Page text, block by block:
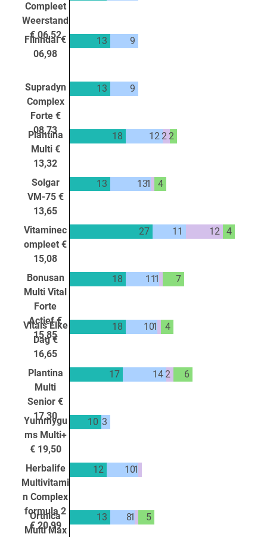
Compleet
Weerstand
€ 06,52
Flinndal €
06,98
13 9
Supradyn
Complex
Forte €
08,73
13 9
Plantina
Multi €
13,32
18 12 2 2
Solgar
VM-75 €
13,65
13 131 4
Vitaminec
ompleet €
15,08
27 11 12 4
Bonusan
Multi Vital
Forte
Actief €
15,85
18 111 7
Vitals Elke
Dag €
16,65
18 101 4
Plantina
Multi
Senior €
17,30
17 14 2 6
Yummygu
ms Multi+
€ 19,50
10 3
Herbalife
Multivitami
n Complex
formula 2
€ 20,99
12 101
Orthica
Multi Max
13 81 5